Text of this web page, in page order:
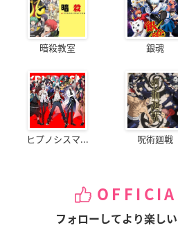
暗殺教室 銀魂
ヒプノシスマ... 呪術廻戦
フォローしてより楽し